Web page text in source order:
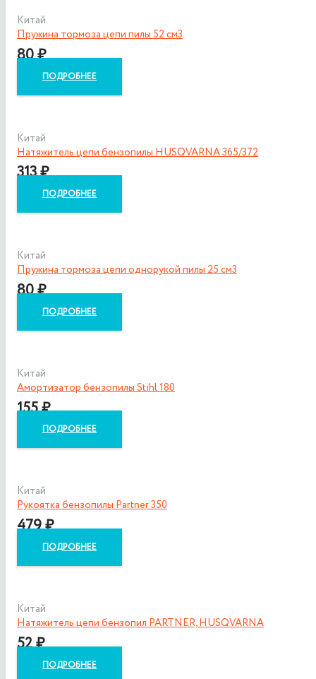
Китай
Пружина тормоза цепи пилы 52 см3
80₽
ПОДРОБНЕЕ
Китай
Натяжитель цепи бензопилы HUSQVARNA 365/372
313₽
ПОДРОБНЕЕ
Китай
Пружина тормоза цепи однорукой пилы 25 см3
80₽
ПОДРОБНЕЕ
Китай
Амортизатор бензопилы Stihl 180
155₽
ПОДРОБНЕЕ
Китай
Рукоятка бензопилы Partner 350
479₽
ПОДРОБНЕЕ
Китай
Натяжитель цепи бензопил PARTNER, HUSQVARNA
52₽
ПОДРОБНЕЕ